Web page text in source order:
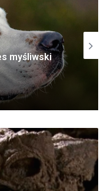
Europy – TOP